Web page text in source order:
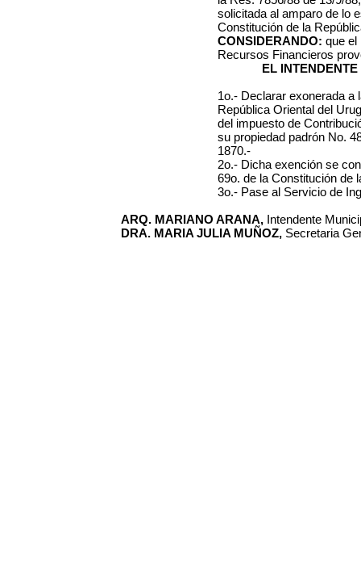
solicitada al amparo de lo
Constitución de la
CONSIDERANDO: que el
Recursos Financieros
EL
1o.- Declarar exonerada a
República Oriental del
del impuesto de
su propiedad padrón No.
1870.-
2o.- Dicha exención se
69o. de la Constitución de
3o.- Pase al Servicio de
ARQ. MARIANO ARANA, Intendente
DRA. MARIA JULIA MUÑOZ, Secretaria